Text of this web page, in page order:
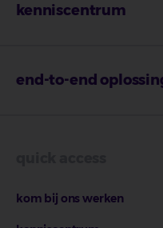
kenniscentrum
end-to-end
kom bij ons werken